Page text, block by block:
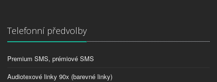
Telefonní předvolby
Premium SMS, prémiové SMS
Audiotexové linky 90x (barevné linky)